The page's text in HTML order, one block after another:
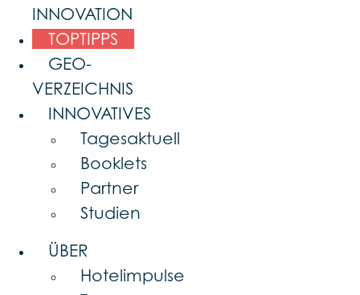
INNOVATION
TOPTIPPS
GEO-
VERZEICHNIS
INNOVATIVES
Tagesaktuell
Booklets
Partner
Studien
ÜBER
Hotelimpulse